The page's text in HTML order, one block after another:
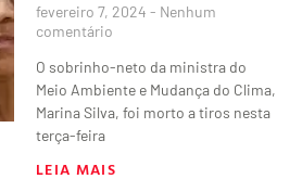
fevereiro 7, 2024 Nenhum
comentário
O sobrinho-neto da ministra do
Meio Ambiente e Mudança do Clima,
Marina Silva, foi morto a tiros nesta
terça-feira
LEIA MAIS